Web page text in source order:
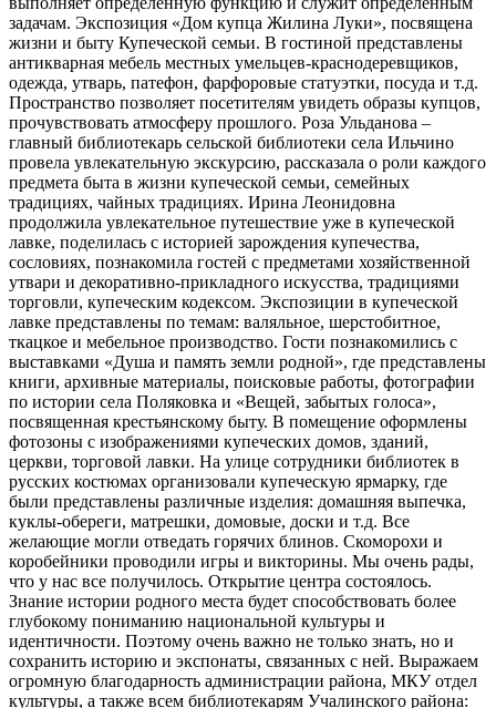
задачам. Экспозиция «Дом купца Жилина Луки», посвящена
жизни и быту Купеческой семьи. В гостиной представлены
антикварная мебель местных умельцев-краснодеревщиков,
одежда, утварь, патефон, фарфоровые статуэтки, посуда и т.д.
Пространство позволяет посетителям увидеть образы купцов,
прочувствовать атмосферу прошлого. Роза Ульданова –
главный библиотекарь сельской библиотеки села Ильчино
провела увлекательную экскурсию, рассказала о роли каждого
предмета быта в жизни купеческой семьи, семейных
традициях, чайных традициях. Ирина Леонидовна
продолжила увлекательное путешествие уже в купеческой
лавке, поделилась с историей зарождения купечества,
сословиях, познакомила гостей с предметами хозяйственной
утвари и декоративно-прикладного искусства, традициями
торговли, купеческим кодексом. Экспозиции в купеческой
лавке представлены по темам: валяльное, шерстобитное,
ткацкое и мебельное производство. Гости познакомились с
выставками «Душа и память земли родной», где представлены
книги, архивные материалы, поисковые работы, фотографии
по истории села Поляковка и «Вещей, забытых голоса»,
посвященная крестьянскому быту. В помещение оформлены
фотозоны с изображениями купеческих домов, зданий,
церкви, торговой лавки. На улице сотрудники библиотек в
русских костюмах организовали купеческую ярмарку, где
были представлены различные изделия: домашняя выпечка,
куклы-обереги, матрешки, домовые, доски и т.д. Все
желающие могли отведать горячих блинов. Скоморохи и
коробейники проводили игры и викторины. Мы очень рады,
что у нас все получилось. Открытие центра состоялось.
Знание истории родного места будет способствовать более
глубокому пониманию национальной культуры и
идентичности. Поэтому очень важно не только знать, но и
сохранить историю и экспонаты, связанных с ней. Выражаем
огромную благодарность администрации района, МКУ отдел
культуры, а также всем библиотекарям Учалинского района: